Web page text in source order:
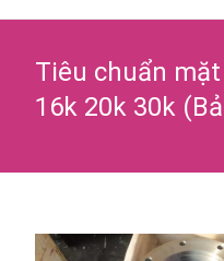
Tiêu chuẩn
16k 20k 30k